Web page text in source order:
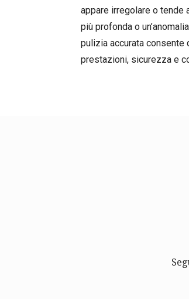
appare irregolare o tende
più profonda o
pulizia accurata consente
prestazioni, sicurezza e